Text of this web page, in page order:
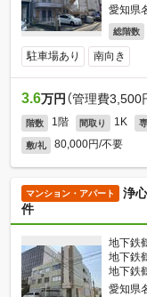
愛知県
総階数
駐車場あり 南向き
3.6万円 （管理費3,500
階数 1階 間取り 1K
敷/礼 80,000円/不要
マンション・アパート
浄
件
地下鉄
地下鉄
地下鉄
愛知県